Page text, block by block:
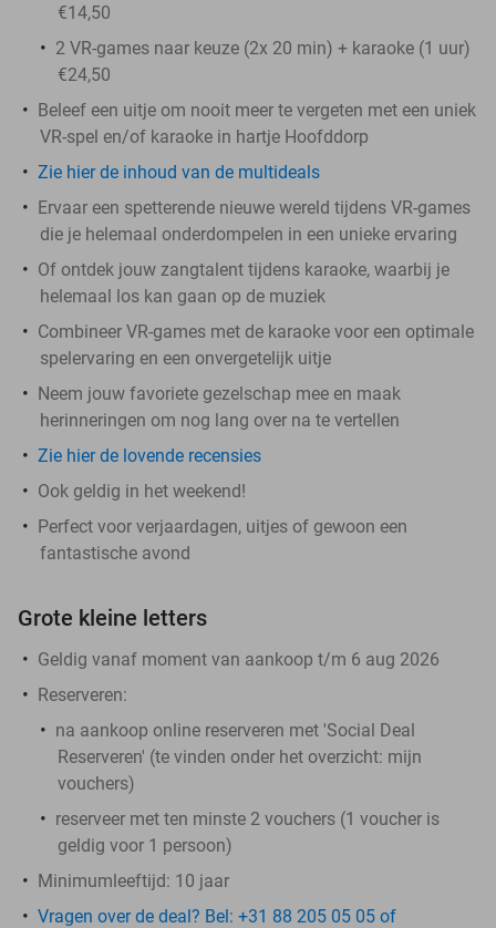
€14,50
2 VR-games naar keuze (2x 20 min) + karaoke (1 uur)
€24,50
Beleef een uitje om nooit meer te vergeten met een uniek
VR-spel en/of karaoke in hartje Hoofddorp
Zie hier de inhoud van de multideals
Ervaar een spetterende nieuwe wereld tijdens VR-games
die je helemaal onderdompelen in een unieke ervaring
Of ontdek jouw zangtalent tijdens karaoke, waarbij je
helemaal los kan gaan op de muziek
Combineer VR-games met de karaoke voor een optimale
spelervaring en een onvergetelijk uitje
Neem jouw favoriete gezelschap mee en maak
herinneringen om nog lang over na te vertellen
Zie hier de lovende recensies
Ook geldig in het weekend!
Perfect voor verjaardagen, uitjes of gewoon een
fantastische avond
Grote kleine letters
Geldig vanaf moment van aankoop t/m 6 aug 2026
Reserveren:
na aankoop online reserveren met 'Social Deal
Reserveren' (te vinden onder het overzicht: mijn
vouchers)
reserveer met ten minste 2 vouchers (1 voucher is
geldig voor 1 persoon)
Minimumleeftijd: 10 jaar
Vragen over de deal? Bel: +31 88 205 05 05 of